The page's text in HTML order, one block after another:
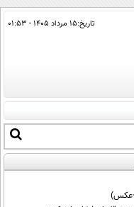
تاریخ:۱۵ مرداد ۱۴۰۵ - ۰۱:۵۳